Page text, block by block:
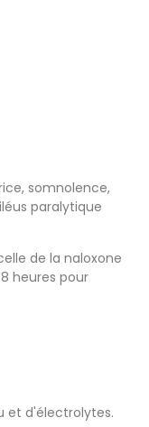
somnolence,
paralytique
de la naloxone
heures pour
et d'électrolytes.